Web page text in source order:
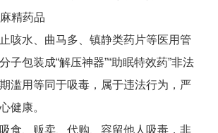
精药品
咳水、曲马多、镇静类药片等医用管
子包装成“解压神器”“助眠特效药”非法
滥用等同于吸毒，属于违法行为，严
健康。
食、贩卖、代购、容留他人吸毒，非